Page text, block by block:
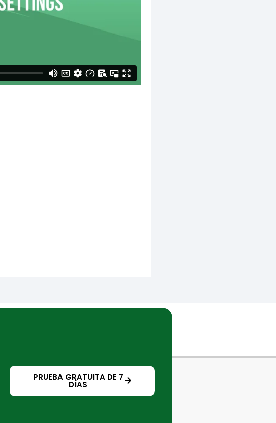
PRUEBA GRATUITA DE 7
DÍAS